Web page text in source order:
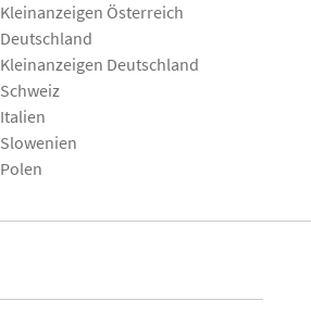
Kleinanzeigen Österreich
Deutschland
Kleinanzeigen Deutschland
Schweiz
Italien
Slowenien
Polen